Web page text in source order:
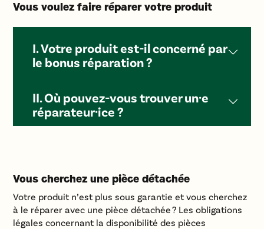
Vous voulez faire réparer votre produit
I. Votre produit est-il concerné par
le bonus réparation ?
II. Où pouvez-vous trouver un·e
réparateur·ice ?
Vous cherchez une pièce détachée
Votre produit n’est plus sous garantie et vous cherchez
à le réparer avec une pièce détachée ? Les obligations
légales concernant la disponibilité des pièces